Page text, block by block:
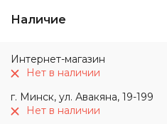
Наличие
Интернет-магазин
Нет в наличии
г. Минск, ул. Авакяна, 19-199
Нет в наличии